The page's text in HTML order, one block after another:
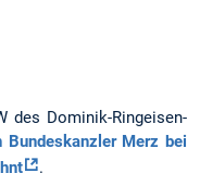
des Dominik-Ringeisen-
Bundeskanzler Merz bei
.